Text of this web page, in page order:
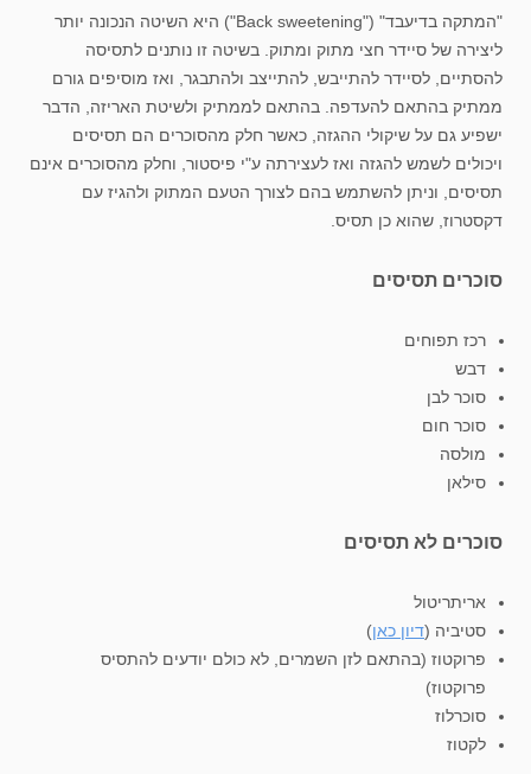
"המתקה בדיעבד" ("Back sweetening") היא השיטה הנכונה יותר
ליצירה של סיידר חצי מתוק ומתוק. בשיטה זו נותנים לתסיסה
להסתיים, לסיידר להתייבש, להתייצב ולהתבגר, ואז מוסיפים גורם
ממתיק בהתאם להעדפה. בהתאם לממתיק ולשיטת האריזה, הדבר
ישפיע גם על שיקולי ההגזה, כאשר חלק מהסוכרים הם תסיסים
ויכולים לשמש להגזה ואז לעצירתה ע"י פיסטור, וחלק מהסוכרים אינם
תסיסים, וניתן להשתמש בהם לצורך הטעם המתוק ולהגיז עם
דקסטרוז, שהוא כן תסיס.
סוכרים תסיסים
רכז תפוחים
דבש
סוכר לבן
סוכר חום
מולסה
סילאן
סוכרים לא תסיסים
אריתריטול
סטיביה (דיון כאן)
פרוקטוז (בהתאם לזן השמרים, לא כולם יודעים להתסיס
פרוקטוז)
סוכרלוז
לקטוז